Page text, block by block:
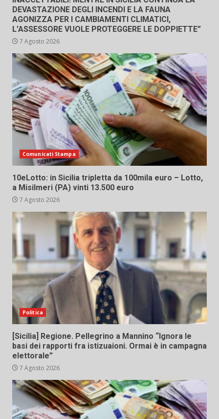
DEVASTAZIONE DEGLI INCENDI E LA FAUNA
AGONIZZA PER I CAMBIAMENTI CLIMATICI,
L’ASSESSORE VUOLE PROTEGGERE LE DOPPIETTE”
7 Agosto 2026
Comunicati Stampa
10eLotto: in Sicilia tripletta da 100mila euro – Lotto,
a Misilmeri (PA) vinti 13.500 euro
7 Agosto 2026
Politica
[Sicilia] Regione. Pellegrino a Mannino “Ignora le
basi dei rapporti fra istizuaioni. Ormai è in campagna
elettorale”
7 Agosto 2026